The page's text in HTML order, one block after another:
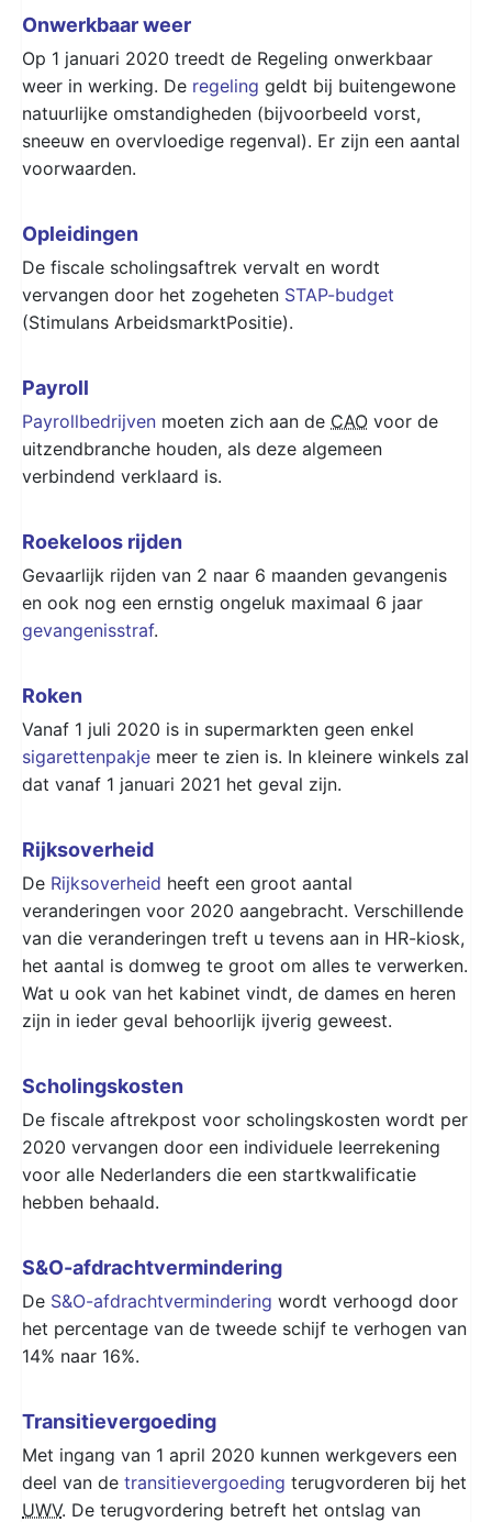
Onwerkbaar weer
Op 1 januari 2020 treedt de Regeling onwerkbaar
weer in werking. De regeling geldt bij buitengewone
natuurlijke omstandigheden (bijvoorbeeld vorst,
sneeuw en overvloedige regenval). Er zijn een aantal
voorwaarden.
Opleidingen
De fiscale scholingsaftrek vervalt en wordt
vervangen door het zogeheten STAP-budget
(Stimulans ArbeidsmarktPositie).
Payroll
Payrollbedrijven moeten zich aan de CAO voor de
uitzendbranche houden, als deze algemeen
verbindend verklaard is.
Roekeloos rijden
Gevaarlijk rijden van 2 naar 6 maanden gevangenis
en ook nog een ernstig ongeluk maximaal 6 jaar
gevangenisstraf.
Roken
Vanaf 1 juli 2020 is in supermarkten geen enkel
sigarettenpakje meer te zien is. In kleinere winkels zal
dat vanaf 1 januari 2021 het geval zijn.
Rijksoverheid
De Rijksoverheid heeft een groot aantal
veranderingen voor 2020 aangebracht. Verschillende
van die veranderingen treft u tevens aan in HR-kiosk,
het aantal is domweg te groot om alles te verwerken.
Wat u ook van het kabinet vindt, de dames en heren
zijn in ieder geval behoorlijk ijverig geweest.
Scholingskosten
De fiscale aftrekpost voor scholingskosten wordt per
2020 vervangen door een individuele leerrekening
voor alle Nederlanders die een startkwalificatie
hebben behaald.
S&O-afdrachtvermindering
De S&O-afdrachtvermindering wordt verhoogd door
het percentage van de tweede schijf te verhogen van
14% naar 16%.
Transitievergoeding
Met ingang van 1 april 2020 kunnen werkgevers een
deel van de transitievergoeding terugvorderen bij het
UWV. De terugvordering betreft het ontslag van